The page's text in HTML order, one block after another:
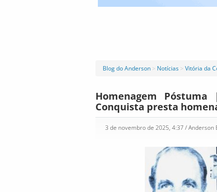
Blog do Anderson > Notícias > Vitória da
Homenagem
Conquista presta
3 de novembro de 2025, 4:37 / Anderson